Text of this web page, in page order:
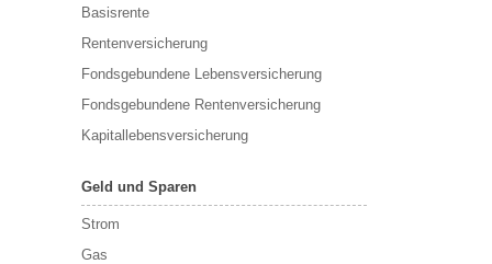
Basisrente
Rentenversicherung
Fondsgebundene Lebensversicherung
Fondsgebundene Rentenversicherung
Kapitallebensversicherung
Geld und Sparen
Strom
Gas